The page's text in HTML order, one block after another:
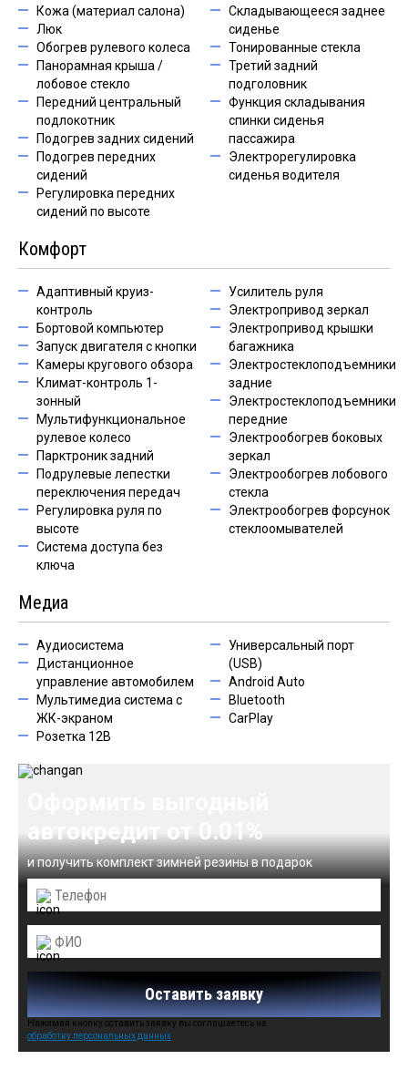
Кожа (материал салона)
Люк
Обогрев рулевого колеса
Панорамная крыша /
лобовое стекло
Передний центральный
подлокотник
Подогрев задних сидений
Подогрев передних
сидений
Регулировка передних
сидений по высоте
Складывающееся заднее
сиденье
Тонированные стекла
Третий задний
подголовник
Функция складывания
спинки сиденья
пассажира
Электрорегулировка
сиденья водителя
Комфорт
Адаптивный круиз-
контроль
Бортовой компьютер
Запуск двигателя с кнопки
Камеры кругового обзора
Климат-контроль 1-
зонный
Мультифункциональное
рулевое колесо
Парктроник задний
Подрулевые лепестки
переключения передач
Регулировка руля по
высоте
Система доступа без
ключа
Усилитель руля
Электропривод зеркал
Электропривод крышки
багажника
Электростеклоподъемники
задние
Электростеклоподъемники
передние
Электрообогрев боковых
зеркал
Электрообогрев лобового
стекла
Электрообогрев форсунок
стеклоомывателей
Медиа
Аудиосистема
Дистанционное
управление автомобилем
Мультимедиа система с
ЖК-экраном
Розетка 12В
Универсальный порт
(USB)
Android Auto
Bluetooth
CarPlay
автокредит от 0.01%
и получить комплект зимней резины в подарок
Оставить заявку
Нажимая кнопку оставить заявку вы соглашаетесь на
обработку персональных данных